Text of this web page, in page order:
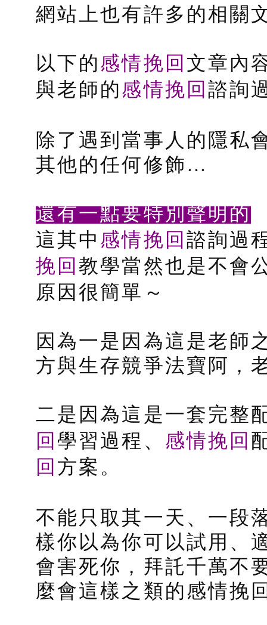
網站上也有許多的相關
以下的感情挽回文章內
與老師的感情挽回諮詢
除了遇到當事人的隱私
其他的任何修飾…
還有一點要特別聲明的
這其中感情挽回諮詢過
挽回教學當然也是不會
原因很簡單～
因為一是因為這是老師
方與生存競爭法寶阿，
二是因為這是一套完整
回學習過程、 感情挽回
回方案。
不能只取其一天、一段
樣你以為你可以試用、
會害死你，拜託千萬不
麼會這樣之類的感情挽